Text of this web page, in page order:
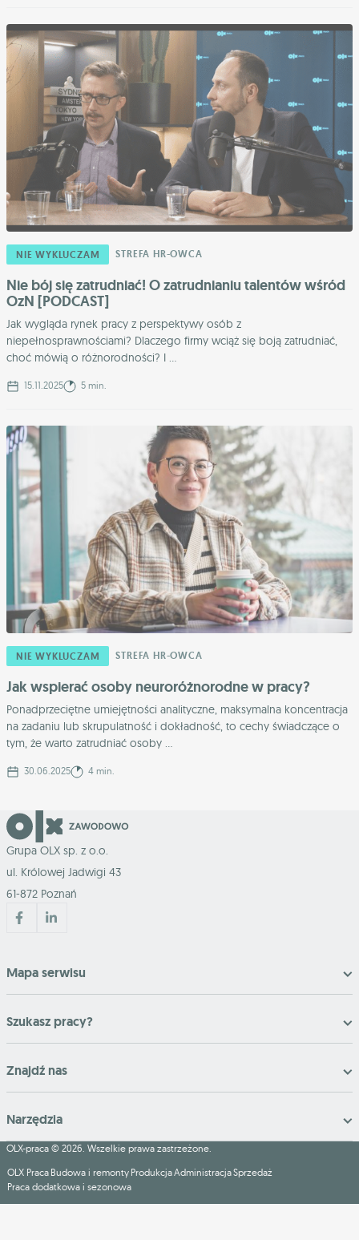
NIE WYKLUCZAM STREFA HR-OWCA
Nie bój się zatrudniać! O zatrudnianiu talentów wśród
OzN [PODCAST]
Jak wygląda rynek pracy z perspektywy osób z
niepełnosprawnościami? Dlaczego firmy wciąż się boją zatrudniać,
choć mówią o różnorodności? I ...
15.11.2025 5 min.
NIE WYKLUCZAM STREFA HR-OWCA
Jak wspierać osoby neuroróżnorodne w pracy?
Ponadprzeciętne umiejętności analityczne, maksymalna koncentracja
na zadaniu lub skrupulatność i dokładność, to cechy świadczące o
tym, że warto zatrudniać osoby ...
30.06.2025 4 min.
Grupa OLX sp. z o.o.
ul. Królowej Jadwigi 43
61-872 Poznań
Mapa serwisu
Szukasz pracy?
Znajdź nas
Narzędzia
OLX-praca © 2026. Wszelkie prawa zastrzeżone.
OLX Praca Budowa i remonty ProdukcjaAdministracjaSprzedaż
Praca dodatkowa i sezonowa